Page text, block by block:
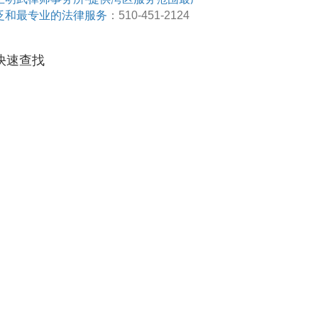
和最专业的法律服务 ：510-451-2124
速查找